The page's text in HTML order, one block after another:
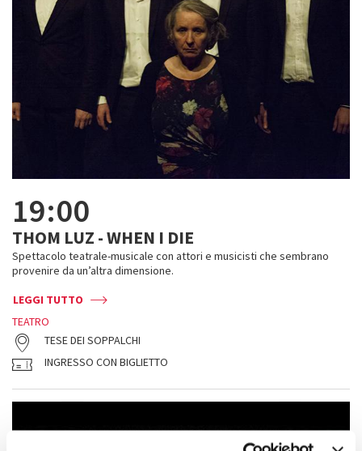
19:00
THOM LUZ - WHEN I DIE
Spettacolo teatrale-musicale con attori e musicisti che sembrano
provenire da un’altra dimensione.
LEGGI TUTTO
TEATRO
TESE DEI SOPPALCHI
INGRESSO CON BIGLIETTO